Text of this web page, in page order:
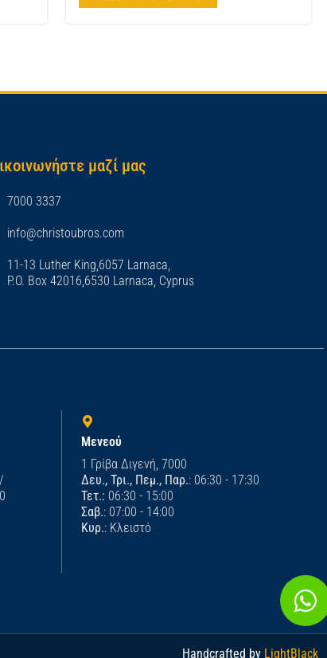
μαζί μας
7000 3337
info@christoubros.com
11-13 Luther King,6057 Larnaca,
P.O. Box 42016,6530 Larnaca, Cyprus
Μενεού
1 Γρίβα Διγενή, 7000
Δευ., Τρι., Πεμ., Παρ.: 06:30 - 17:30
Τετ.: 06:30 - 15:00
Σαβ.: 07:00 - 14:00
Κυρ.: Κλειστό
Handcrafted by LightBlack